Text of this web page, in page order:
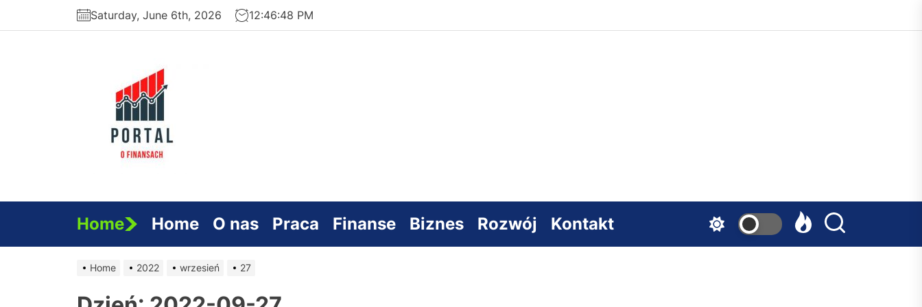
Saturday, June 6th, 2026 12:46:48 PM
Home Home O nas Praca Finanse Biznes Rozwój Kontakt
Home 2022 wrzesień 27